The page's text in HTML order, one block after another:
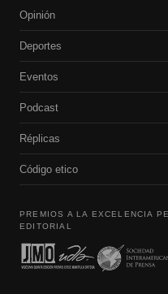
Opinión
Deportes
Eventos
Podcast
Réplicas
Código etico
PREMIOS A LA EXCELENCIA
EDITORIAL